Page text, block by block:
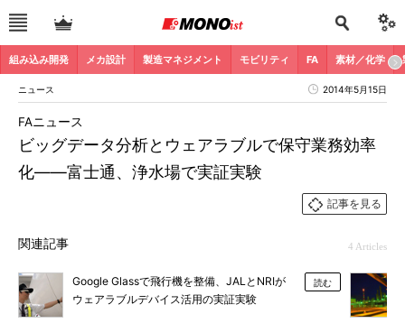
組み込み開発 メカ設計 製造マネジメント モビリティ FA 素材／化学
ニュース 2014年5月15日
ビッグデータ分析とウェアラブルで保守業務効率
化――富士通、浄水場で実証実験
FAニュース
記事を見る
関連記事 4 Articles
Google Glassで飛行機を整備、JALとNRIが
ウェアラブルデバイス活用の実証実験
読む